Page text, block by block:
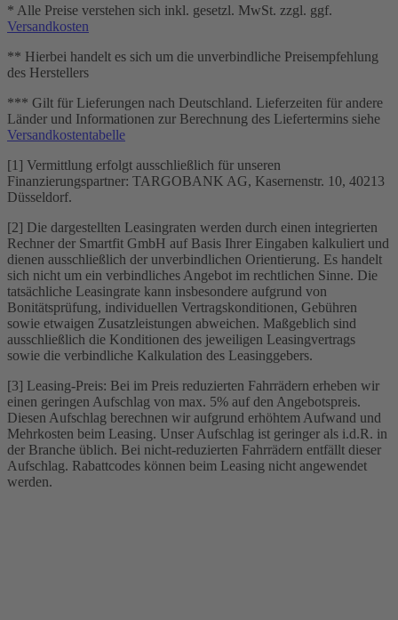
* Alle Preise verstehen sich inkl. gesetzl. MwSt. zzgl. ggf.
Versandkosten
** Hierbei handelt es sich um die unverbindliche Preisempfehlung
des Herstellers
*** Gilt für Lieferungen nach Deutschland. Lieferzeiten für andere
Länder und Informationen zur Berechnung des Liefertermins siehe
Versandkostentabelle
[1] Vermittlung erfolgt ausschließlich für unseren
Finanzierungspartner: TARGOBANK AG, Kasernenstr. 10, 40213
Düsseldorf.
[2] Die dargestellten Leasingraten werden durch einen integrierten
Rechner der Smartfit GmbH auf Basis Ihrer Eingaben kalkuliert und
dienen ausschließlich der unverbindlichen Orientierung. Es handelt
sich nicht um ein verbindliches Angebot im rechtlichen Sinne. Die
tatsächliche Leasingrate kann insbesondere aufgrund von
Bonitätsprüfung, individuellen Vertragskonditionen, Gebühren
sowie etwaigen Zusatzleistungen abweichen. Maßgeblich sind
ausschließlich die Konditionen des jeweiligen Leasingvertrags
sowie die verbindliche Kalkulation des Leasinggebers.
[3] Leasing-Preis: Bei im Preis reduzierten Fahrrädern erheben wir
einen geringen Aufschlag von max. 5% auf den Angebotspreis.
Diesen Aufschlag berechnen wir aufgrund erhöhtem Aufwand und
Mehrkosten beim Leasing. Unser Aufschlag ist geringer als i.d.R. in
der Branche üblich. Bei nicht-reduzierten Fahrrädern entfällt dieser
Aufschlag. Rabattcodes können beim Leasing nicht angewendet
werden.